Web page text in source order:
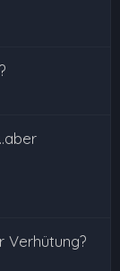
Verhütung?